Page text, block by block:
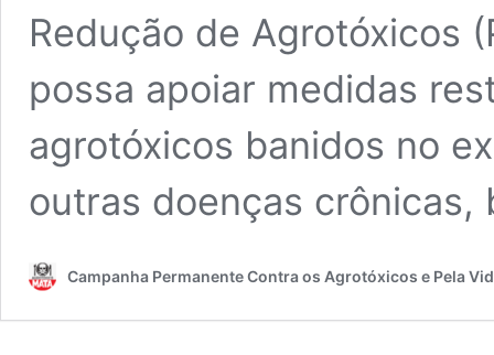
Redução de Agrotóxicos
possa apoiar medidas
agrotóxicos banidos no
outras doenças
Campanha Permanente Contra os Agrotóxicos e Pela